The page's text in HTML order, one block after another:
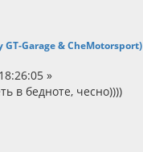
Garage & CheMotorsport)
»
в бедноте, чесно))))